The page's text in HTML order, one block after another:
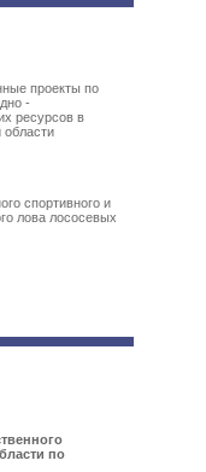
проекты по
-
ресурсов в
области
спортивного и
лова лососевых
по